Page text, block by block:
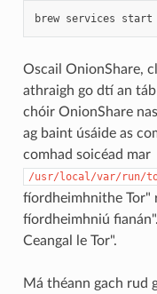
brew services start
Oscail OnionShare,
athraigh go dtí an
chóir OnionShare
ag baint úsáide as
comhad soicéad mar
/usr/local/var/run/
fíordheimhnithe Tor"
fíordheimhniú
Ceangal le Tor".
Má théann gach rud